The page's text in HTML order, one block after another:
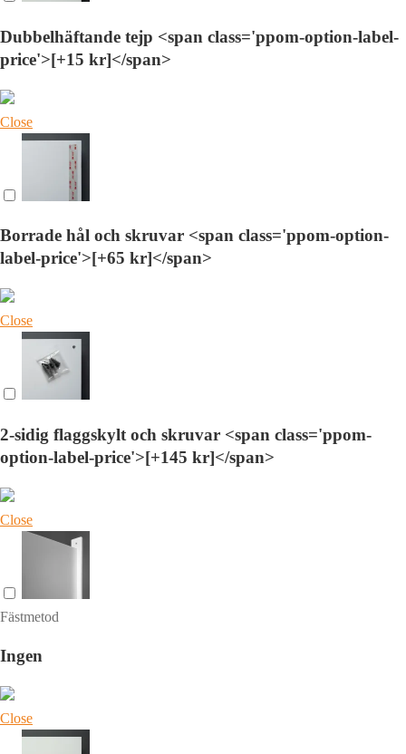
Dubbelhäftande tejp <span class='ppom-option-label-
price'>[+15 kr]</span>
Close
Borrade hål och skruvar <span class='ppom-option-
label-price'>[+65 kr]</span>
Close
2-sidig flaggskylt och skruvar <span class='ppom-
option-label-price'>[+145 kr]</span>
Close
Fästmetod
Ingen
Close